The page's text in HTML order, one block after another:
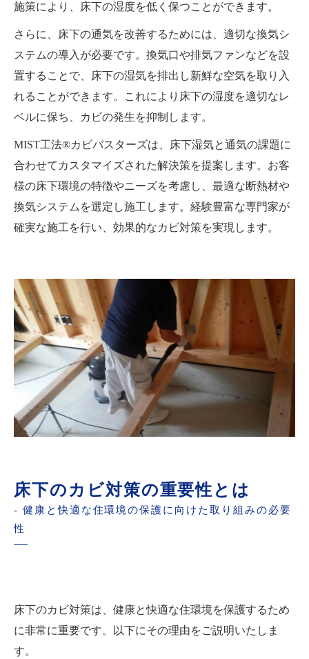
施策により、床下の湿度を低く保つことができます。
さらに、床下の通気を改善するためには、適切な換気シ
ステムの導入が必要です。換気口や排気ファンなどを設
置することで、床下の湿気を排出し新鮮な空気を取り入
れることができます。これにより床下の湿度を適切なレ
ベルに保ち、カビの発生を抑制します。
MIST工法®カビバスターズは、床下湿気と通気の課題に
合わせてカスタマイズされた解決策を提案します。お客
様の床下環境の特徴やニーズを考慮し、最適な断熱材や
換気システムを選定し施工します。経験豊富な専門家が
確実な施工を行い、効果的なカビ対策を実現します。
床下のカビ対策の重要性とは
- 健康と快適な住環境の保護に向けた取り組みの必要
性
床下のカビ対策は、健康と快適な住環境を保護するため
に非常に重要です。以下にその理由をご説明いたしま
す。